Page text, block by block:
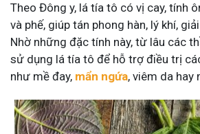
Theo Đông y, lá tía tô có vị cay, tính
và phế, giúp tán phong hàn, lý khí,
Nhờ những đặc tính này, từ lâu các
sử dụng lá tía tô để hỗ trợ điều trị
như mề đay, mẩn ngứa, viêm da hay